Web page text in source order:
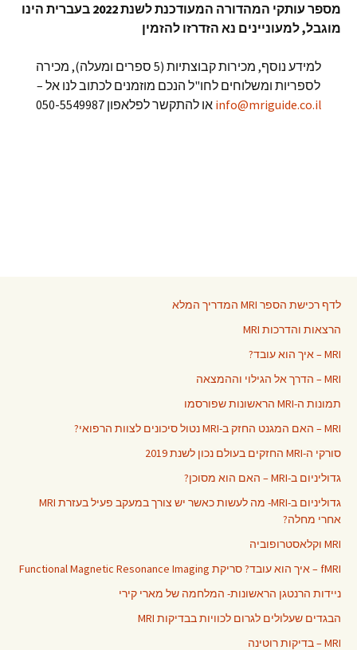
מספר עותקי המהדורה המעודכנת לשנת 2022 בעברית הינו
מוגבל, למעוניינים נא הזדרזו להזמין
למידע נוסף, מכירות קבוצתיות (5 ספרים ומעלה), מכירה
לספריות ומשלוחים לחו"ל הנכם מוזמנים לכתוב לנו אל –
info@mriguide.co.il או להתקשר לפלאפון 050-5549987
לדף רכישת הספר MRI המדריך המלא
הרצאות והדרכות MRI
MRI – איך הוא עובד?
MRI – הדרך אל הגילוי וההמצאה
תמונות ה-MRI הראשונות שפורסמו
MRI – האם המגנט החזק ב-MRI נטול סיכונים לצוות הרפואי?
סורקי ה-MRI החזקים בעולם נכון לשנת 2019
גדוליניום ב-MRI – האם הוא מסוכן?
גדוליניום ב-MRI- מה לעשות כאשר יש צורך במעקב פעיל בעזרת MRI
אחרי מחלה?
MRI וקלאסטרופוביה
fMRI – איך הוא עובד? סריקת Functional Magnetic Resonance Imaging
ניידות הרנטגן הראשונות- המלחמה של מארי קירי
הבגדים שעלולים לגרום לכוויות בבדיקות MRI
MRI – בדיקות רוטינה